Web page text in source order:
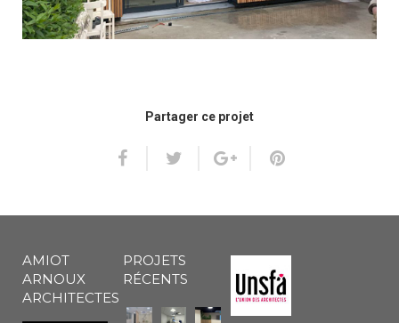
Partager ce projet
AMIOT
ARNOUX
ARCHITECTES
PROJETS
RÉCENTS